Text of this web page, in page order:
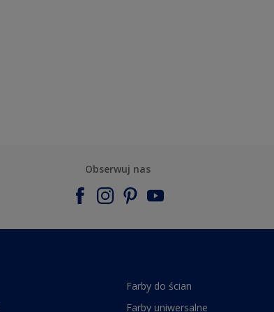
Obserwuj nas
Farby do ścian
Farby uniwersalne